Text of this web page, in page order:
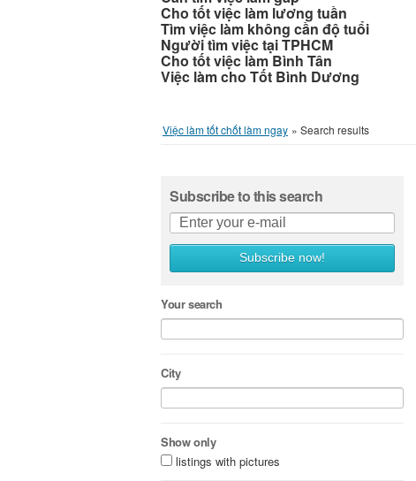
Cho tốt việc làm lương tuần
Tìm việc làm không cần độ tuổi
Người tìm việc tại TPHCM
Cho tốt việc làm Bình Tân
Việc làm cho Tốt Bình Dương
Việc làm tốt chốt làm ngay » Search results
Subscribe to this search
Subscribe now!
Your search
City
Show only
listings with pictures